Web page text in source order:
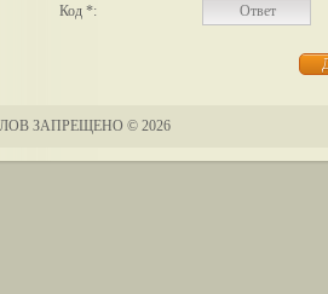
Код *:
ЗАПРЕЩЕНО © 2026